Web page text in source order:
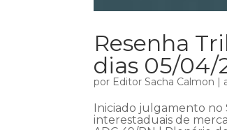
Resenha
dias 05/04/
por Editor Sacha Calmon |
Iniciado julgamento no
interestaduais de